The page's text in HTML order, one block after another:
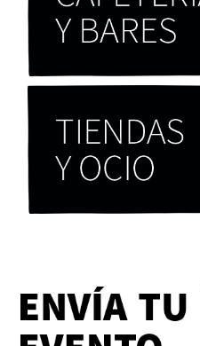
Chicas tristes
Eva Valero
universo donde